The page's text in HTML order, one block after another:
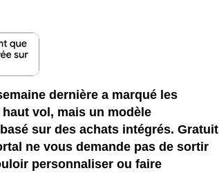
dernière a marqué les
vol, mais un modèle
sur des achats intégrés. Gratuit
ne vous demande pas de sortir
personnaliser ou faire